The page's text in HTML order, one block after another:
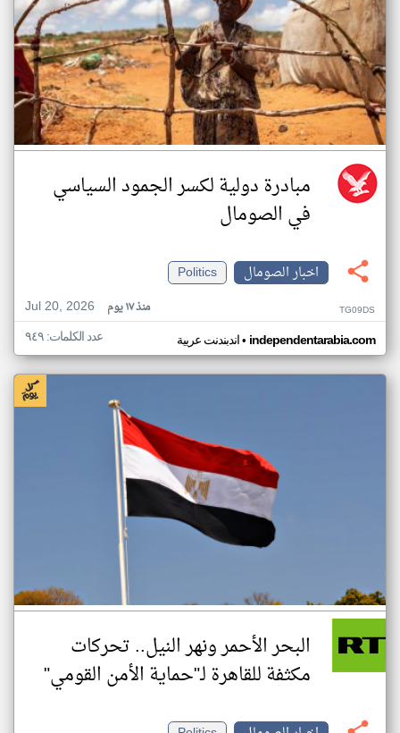
مبادرة دولية لكسر الجمود السياسي
في الصومال
اخبار الصومال
Politics
Jul 20, 2026
منذ ١٧ يوم TG09DS
اندبندنت عربية• independentarabia.com عدد الكلمات: ٩٤٩
البحر الأحمر ونهر النيل.. تحركات
مكثفة للقاهرة لـ"حماية الأمن القومي"